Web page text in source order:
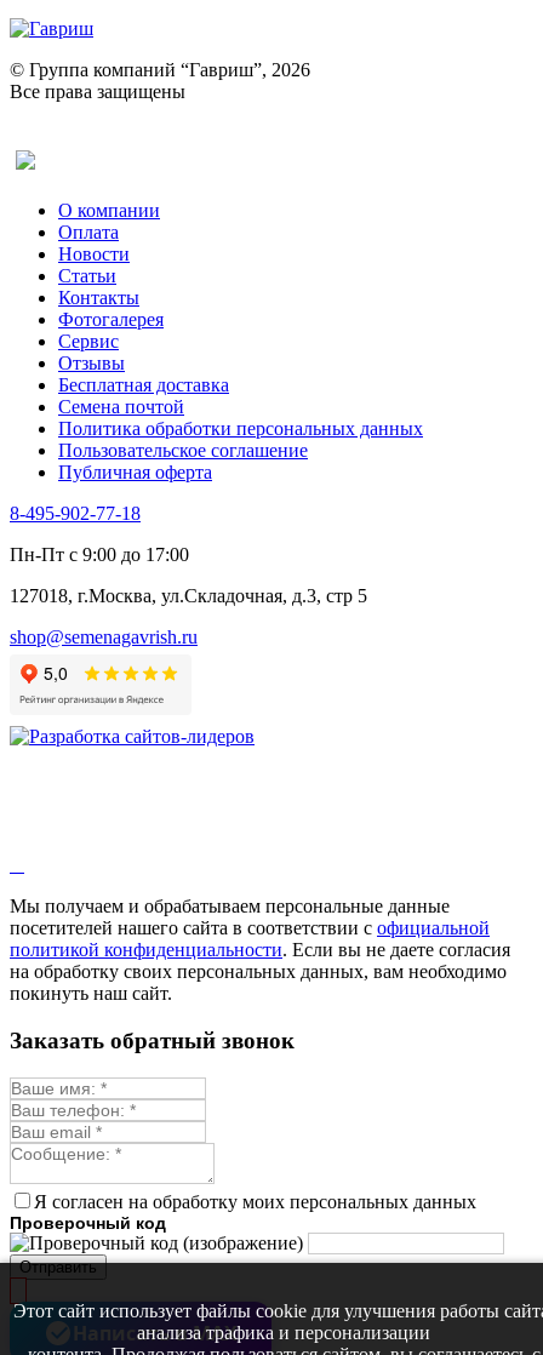
© Группа компаний “Гавриш”, 2026
Все права защищены
О компании
Оплата
Новости
Статьи
Контакты
Фотогалерея​
Сервис
Отзывы
Бесплатная доставка
Семена почтой
Политика обработки персональных данных
Пользовательское соглашение
Публичная оферта
8-495-902-77-18
Пн-Пт с 9:00 до 17:00
127018, г.Москва, ул.Складочная, д.3, стр 5
shop@semenagavrish.ru
Мы получаем и обрабатываем персональные данные
посетителей нашего сайта в соответствии с официальной
политикой конфиденциальности. Если вы не даете согласия
на обработку своих персональных данных, вам необходимо
покинуть наш сайт.
Этот сайт использует файлы cookie для улучшения работы
анализа трафика и персонализации
Заказать обратный звонок
Я согласен на обработку моих персональных данных
Проверочный код
Отправить
Написать в MAX